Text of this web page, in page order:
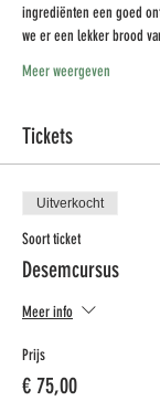
ingrediënten een goed
we er een lekker brood
Meer weergeven
Tickets
Uitverkocht
Soort ticket
Desemcursus
Meer info
Prijs
€ 75,00